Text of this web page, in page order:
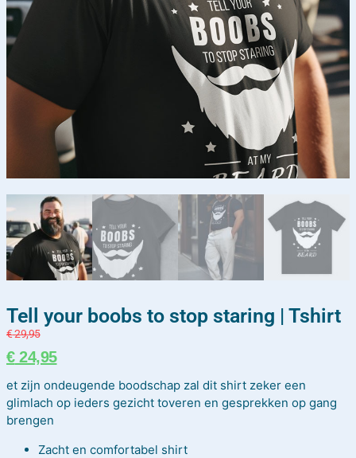
Tell your boobs to stop staring | Tshirt
€29,95
€24,95
et zijn ondeugende boodschap zal dit shirt zeker een
glimlach op ieders gezicht toveren en gesprekken op gang
brengen
Zacht en comfortabel shirt